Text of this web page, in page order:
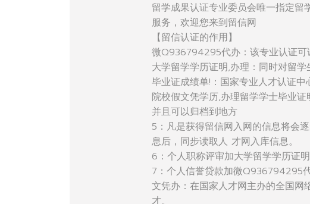
留学成果认证专业委员会唯一指定
服务，欢迎您来到留信网
【留信认证的作用】
微Q936794295代办：该专业认证可
大学留学学历证明,办理：同时对留学
毕业证成绩单!：国家专业人才认证中
院校假文凭学历,办理留学学士毕业
并且可以归档到地方
5：凡是获得留信网入网的信息将会
息后，同步读取人 才网入库信息。
6：个人职称评审加大学留学学历证明
7：个人信誉贷款加微Q936794295
文凭办：在国家人才网主办的全国
才。